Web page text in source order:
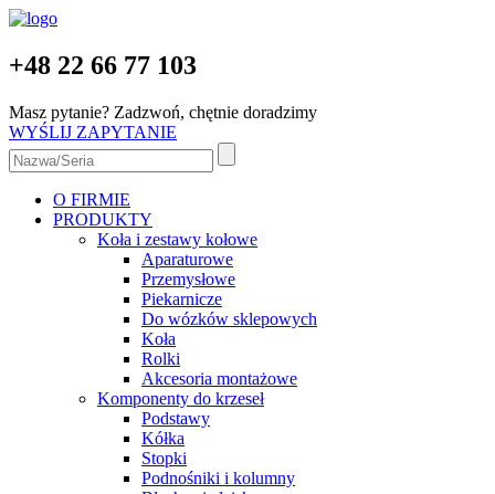
+48 22 66 77 103
Masz pytanie? Zadzwoń, chętnie doradzimy
WYŚLIJ ZAPYTANIE
O FIRMIE
PRODUKTY
Koła i zestawy kołowe
Aparaturowe
Przemysłowe
Piekarnicze
Do wózków sklepowych
Koła
Rolki
Akcesoria montażowe
Komponenty do krzeseł
Podstawy
Kółka
Stopki
Podnośniki i kolumny